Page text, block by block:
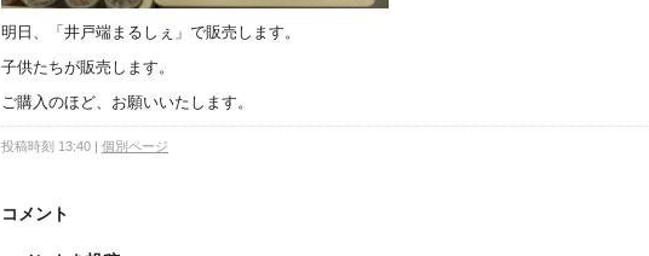
明日、「井戸端まるしぇ」で販売します。
子供たちが販売します。
ご購入のほど、お願いいたします。
投稿時刻 13:40 | 個別ページ
コメント